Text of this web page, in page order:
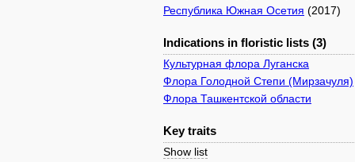
Республика Южная Осетия (2017)
Indications in floristic lists (3)
Культурная флора Луганска
Флора Голодной Степи (Мирзачуля)
Флора Ташкентской области
Key traits
Show list